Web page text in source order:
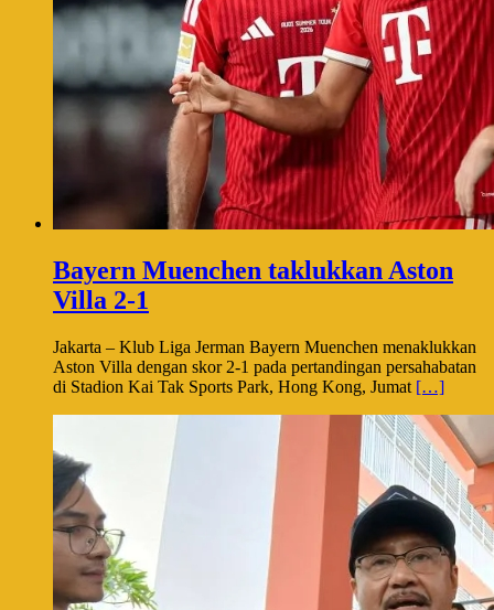
Bayern Muenchen taklukkan Aston
Villa 2-1
Jakarta – Klub Liga Jerman Bayern Muenchen menaklukkan
Aston Villa dengan skor 2-1 pada pertandingan persahabatan
di Stadion Kai Tak Sports Park, Hong Kong, Jumat […]